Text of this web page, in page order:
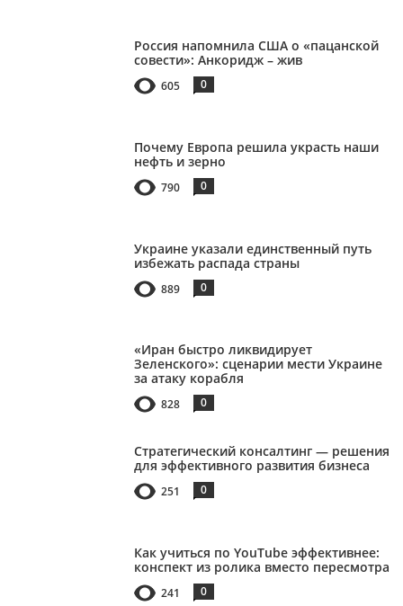
Россия напомнила США о «пацанской
совести»: Анкоридж – жив
605 0
Почему Европа решила украсть наши
нефть и зерно
790 0
Украине указали единственный путь
избежать распада страны
889 0
«Иран быстро ликвидирует
Зеленского»: сценарии мести Украине
за атаку корабля
828 0
Стратегический консалтинг — решения
для эффективного развития бизнеса
251 0
Как учиться по YouTube эффективнее:
конспект из ролика вместо пересмотра
241 0